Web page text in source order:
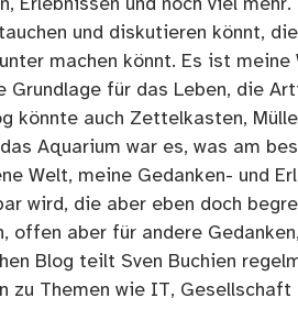
Erlebnissen und noch viel
und diskutieren könnt,
machen könnt. Es ist meine
Grundlage für das Leben, die
könnte auch Zettelkasten,
Aquarium war es, was am
Welt, meine Gedanken- und
wird, die aber eben doch
offen aber für andere
Blog teilt Sven Buchien
zu Themen wie IT,